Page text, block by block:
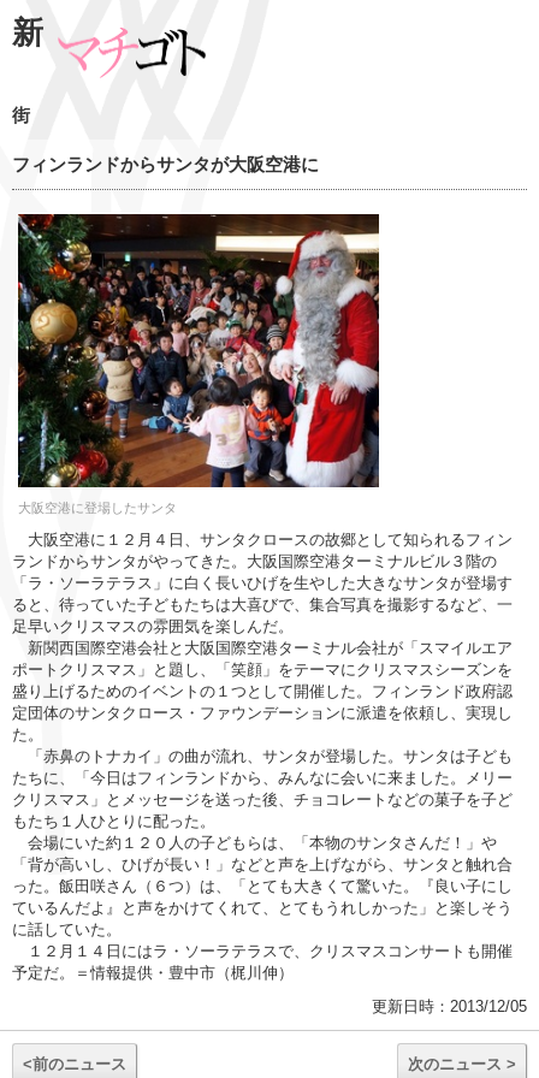
新
街
フィンランドからサンタが大阪空港に
大阪空港に登場したサンタ
大阪空港に１２月４日、サンタクロースの故郷として知られるフィン
ランドからサンタがやってきた。大阪国際空港ターミナルビル３階の
「ラ・ソーラテラス」に白く長いひげを生やした大きなサンタが登場す
ると、待っていた子どもたちは大喜びで、集合写真を撮影するなど、一
足早いクリスマスの雰囲気を楽しんだ。
新関西国際空港会社と大阪国際空港ターミナル会社が「スマイルエア
ポートクリスマス」と題し、「笑顔」をテーマにクリスマスシーズンを
盛り上げるためのイベントの１つとして開催した。フィンランド政府認
定団体のサンタクロース・ファウンデーションに派遣を依頼し、実現し
た。
「赤鼻のトナカイ」の曲が流れ、サンタが登場した。サンタは子ども
たちに、「今日はフィンランドから、みんなに会いに来ました。メリー
クリスマス」とメッセージを送った後、チョコレートなどの菓子を子ど
もたち１人ひとりに配った。
会場にいた約１２０人の子どもらは、「本物のサンタさんだ！」や
「背が高いし、ひげが長い！」などと声を上げながら、サンタと触れ合
った。飯田咲さん（６つ）は、「とても大きくて驚いた。『良い子にし
ているんだよ』と声をかけてくれて、とてもうれしかった」と楽しそう
に話していた。
１２月１４日にはラ・ソーラテラスで、クリスマスコンサートも開催
予定だ。＝情報提供・豊中市（梶川伸）
更新日時：2013/12/05
<前のニュース 次のニュース >